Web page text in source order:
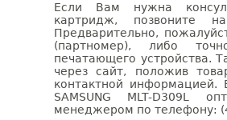
Если Вам нужна
картридж, позвоните
Предварительно,
(партномер), либо
печатающего устройства.
через сайт, положив
контактной информацией.
SAMSUNG MLT-D309L
менеджером по телефону: